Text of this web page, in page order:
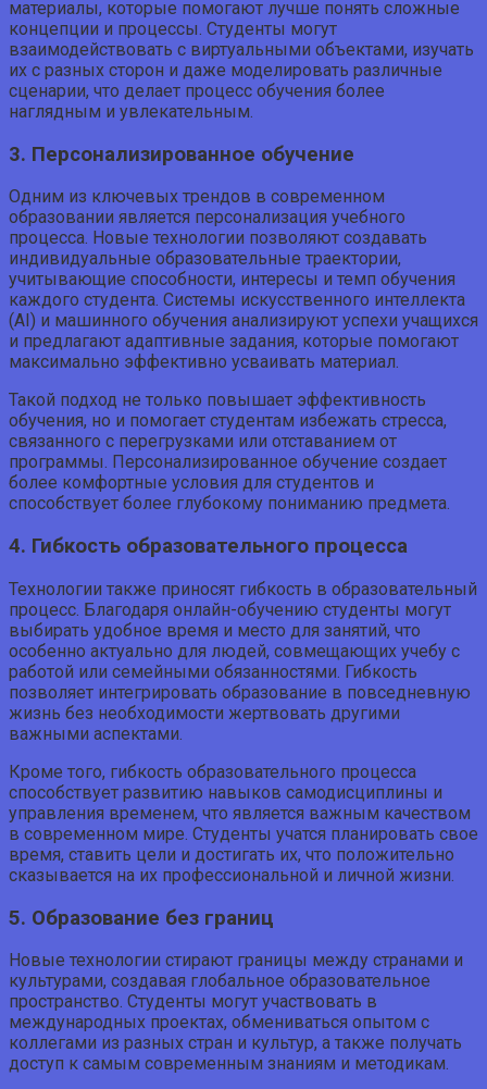
материалы, которые помогают лучше понять сложные
концепции и процессы. Студенты могут
взаимодействовать с виртуальными объектами, изучать
их с разных сторон и даже моделировать различные
сценарии, что делает процесс обучения более
наглядным и увлекательным.
3. Персонализированное обучение
Одним из ключевых трендов в современном
образовании является персонализация учебного
процесса. Новые технологии позволяют создавать
индивидуальные образовательные траектории,
учитывающие способности, интересы и темп обучения
каждого студента. Системы искусственного интеллекта
(AI) и машинного обучения анализируют успехи учащихся
и предлагают адаптивные задания, которые помогают
максимально эффективно усваивать материал.
Такой подход не только повышает эффективность
обучения, но и помогает студентам избежать стресса,
связанного с перегрузками или отставанием от
программы. Персонализированное обучение создает
более комфортные условия для студентов и
способствует более глубокому пониманию предмета.
4. Гибкость образовательного процесса
Технологии также приносят гибкость в образовательный
процесс. Благодаря онлайн-обучению студенты могут
выбирать удобное время и место для занятий, что
особенно актуально для людей, совмещающих учебу с
работой или семейными обязанностями. Гибкость
позволяет интегрировать образование в повседневную
жизнь без необходимости жертвовать другими
важными аспектами.
Кроме того, гибкость образовательного процесса
способствует развитию навыков самодисциплины и
управления временем, что является важным качеством
в современном мире. Студенты учатся планировать свое
время, ставить цели и достигать их, что положительно
сказывается на их профессиональной и личной жизни.
5. Образование без границ
Новые технологии стирают границы между странами и
культурами, создавая глобальное образовательное
пространство. Студенты могут участвовать в
международных проектах, обмениваться опытом с
коллегами из разных стран и культур, а также получать
доступ к самым современным знаниям и методикам.